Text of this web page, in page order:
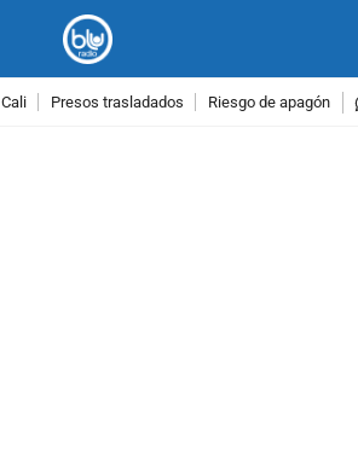
Cali Presos trasladados Riesgo de apagón